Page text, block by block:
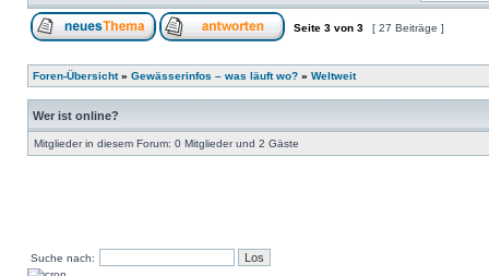
Seite 3 von 3 [ 27 Beiträge ]
Foren-Übersicht» Gewässerinfos – was läuft wo? » Weltweit
Wer ist online?
Mitglieder in diesem Forum: 0 Mitglieder und 2 Gäste
Suche nach: